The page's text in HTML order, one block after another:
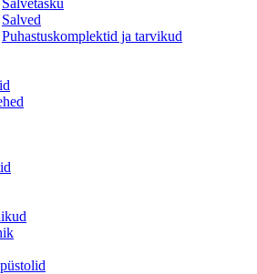
Salvetasku
Salved
Puhastuskomplektid ja tarvikud